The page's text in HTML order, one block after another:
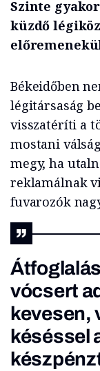
Szinte
küzdő
Békeidőben
légitársaság
visszatéríti a
mostani
megy, ha
reklamálnak
fuvarozók
vócsert
kevesen,
késéssel